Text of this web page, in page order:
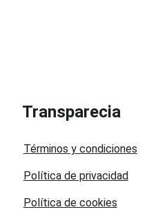
Transparecia
Política de privacidad
Política de cookies
Términos y condiciones